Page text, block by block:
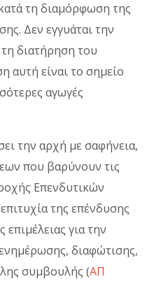
τη διαμόρφωση της
Δεν εγγυάται την
διατήρηση του
αυτή είναι το σημείο
αγωγές
την αρχή με σαφήνεια,
που βαρύνουν τις
Επενδυτικών
της επένδυσης
για την
διαφώτισης,
συμβουλής (ΑΠ